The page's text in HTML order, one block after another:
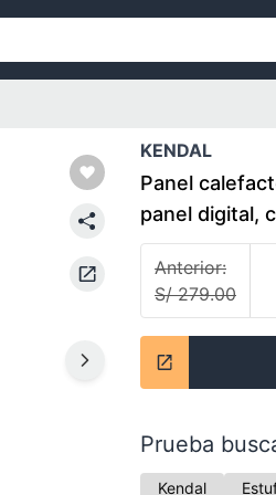
KENDAL
Panel
panel digital,
Anterior:
S/ 279.00
Prueba
Kendal